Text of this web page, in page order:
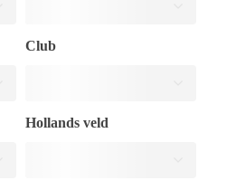
Club
Hollands veld